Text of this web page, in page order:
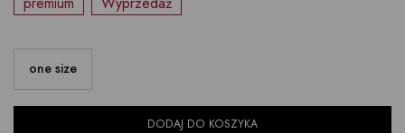
one size
DODAJ DO KOSZYKA